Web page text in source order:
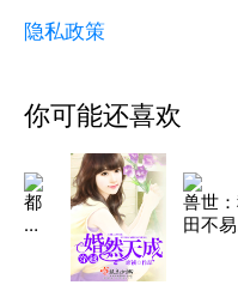
隐私政策
你可能还喜欢
都
市
兽世
田不易